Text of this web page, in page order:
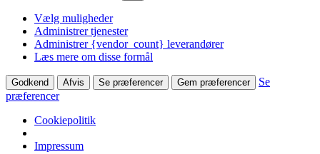
Vælg muligheder
Administrer tjenester
Administrer {vendor_count} leverandører
Læs mere om disse formål
Godkend Afvis Se præferencer Gem præferencer
Se
præferencer
Cookiepolitik
Impressum